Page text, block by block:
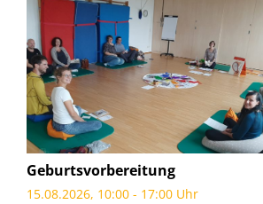
Geburtsvorbereitung
15.08.2026, 10:00 - 17:00 Uhr